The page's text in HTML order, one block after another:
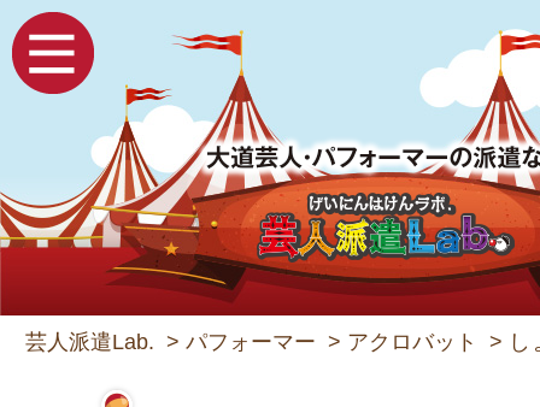
芸人派遣Lab. > パフォーマー > アクロバット > し